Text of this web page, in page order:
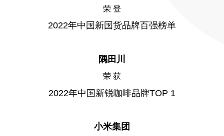
荣 登
2022年中国新国货品牌百强榜单
隅田川
荣 获
2022年中国新锐咖啡品牌TOP 1
小米集团